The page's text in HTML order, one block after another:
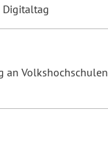
Digitaltag
an Volkshochschulen